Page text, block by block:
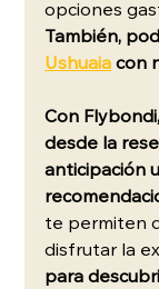
opciones
También,
Ushuaia con
Con
desde la
anticipación
te permiten
disfrutar la
para